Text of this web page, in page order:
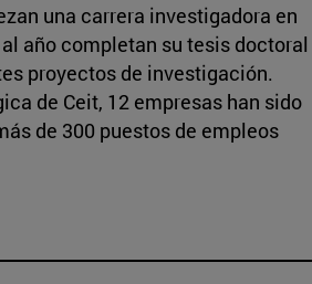
una carrera investigadora en
año completan su tesis doctoral
proyectos de investigación.
de Ceit, 12 empresas han sido
de 300 puestos de empleos